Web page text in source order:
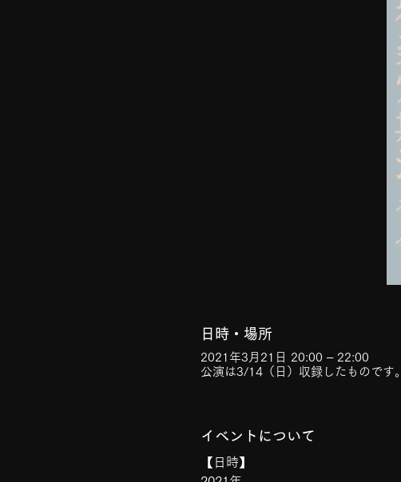
日時・場所
2021年3月21日 20:00 – 22:00
公演は3/14（日）収録したものです。
イベントについて
【日時】